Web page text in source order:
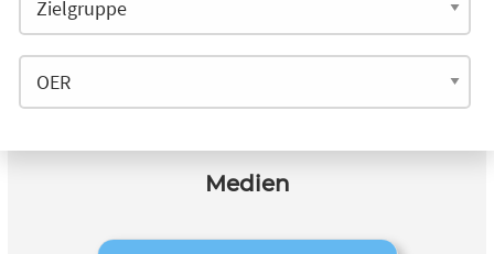
Medien